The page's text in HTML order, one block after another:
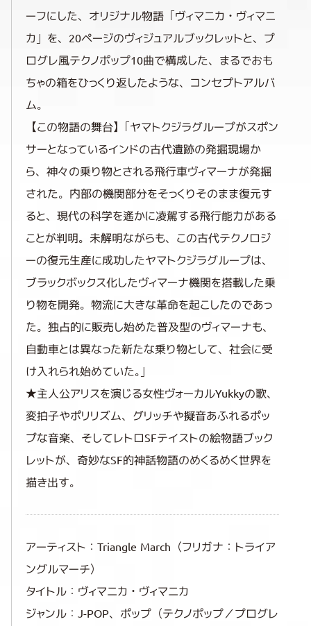
ーフにした、オリジナル物語「ヴィマニカ・ヴィマニ
カ」を、20ページのヴィジュアルブックレットと、プ
ログレ風テクノポップ10曲で構成した、まるでおも
ちゃの箱をひっくり返したような、コンセプトアルバ
ム。
【この物語の舞台】「ヤマトクジラグループがスポン
サーとなっているインドの古代遺跡の発掘現場か
ら、神々の乗り物とされる飛行車ヴィマーナが発掘
された。内部の機関部分をそっくりそのまま復元す
ると、現代の科学を遙かに凌駕する飛行能力がある
ことが判明。未解明ながらも、この古代テクノロジ
ーの復元生産に成功したヤマトクジラグループは、
ブラックボックス化したヴィマーナ機関を搭載した乗
り物を開発。物流に大きな革命を起こしたのであっ
た。独占的に販売し始めた普及型のヴィマーナも、
自動車とは異なった新たな乗り物として、社会に受
け入れられ始めていた。」
★主人公アリスを演じる女性ヴォーカルYukkyの歌、
変拍子やポリリズム、グリッチや擬音あふれるポッ
プな音楽、そしてレトロSFテイストの絵物語ブック
レットが、奇妙なSF的神話物語のめくるめく世界を
描き出す。
アーティスト：Triangle March（フリガナ：トライア
ングルマーチ）
タイトル：ヴィマニカ・ヴィマニカ
ジャンル：J-POP、ポップ（テクノポップ／プログレ